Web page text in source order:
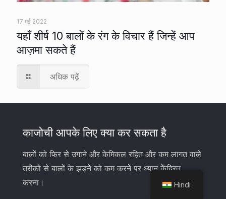
17 मई 2022
यहाँ शीर्ष 10 बालों के रंग के विचार हैं जिन्हें आप
आज़मा सकते हैं
अधिक पढ़ें
काजोची आपके लिए क्या कर सकता है
बालों को फिर से उगाने और केमिकल रहित और कम लागत वाले
तरीकों से बालों के झड़ने को कम करने पर ध्यान केंद्रित
करना।
Hindi